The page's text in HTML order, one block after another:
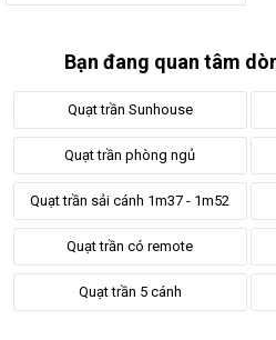
Bạn đang quan tâm
Quạt trần Sunhouse
Quạt trần phòng ngủ
Quạt trần sải cánh 1m37 - 1m52
Quạt trần có remote
Quạt trần 5 cánh